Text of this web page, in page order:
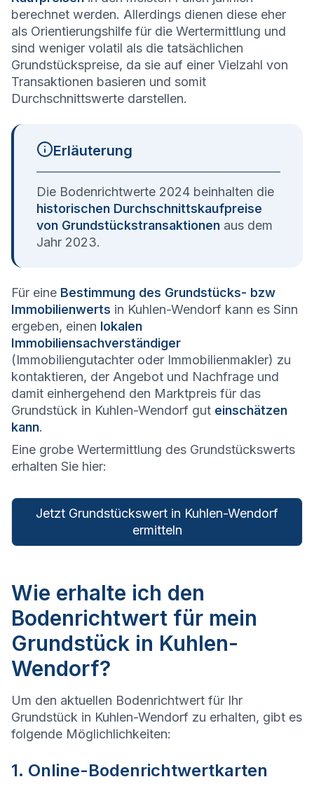
berechnet werden. Allerdings dienen diese eher
als Orientierungshilfe für die Wertermittlung und
sind weniger volatil als die tatsächlichen
Grundstückspreise, da sie auf einer Vielzahl von
Transaktionen basieren und somit
Durchschnittswerte darstellen.
Erläuterung
Die Bodenrichtwerte 2024 beinhalten die
historischen Durchschnittskaufpreise
von Grundstückstransaktionen aus dem
Jahr 2023.
Für eine Bestimmung des Grundstücks- bzw
Immobilienwerts in Kuhlen-Wendorf kann es Sinn
ergeben, einen lokalen
Immobiliensachverständiger
(Immobiliengutachter oder Immobilienmakler) zu
kontaktieren, der Angebot und Nachfrage und
damit einhergehend den Marktpreis für das
Grundstück in Kuhlen-Wendorf gut einschätzen
kann.
Eine grobe Wertermittlung des Grundstückswerts
erhalten Sie hier:
Jetzt Grundstückswert in Kuhlen-Wendorf
ermitteln
Wie erhalte ich den
Bodenrichtwert für mein
Grundstück in Kuhlen-
Wendorf?
Um den aktuellen Bodenrichtwert für Ihr
Grundstück in Kuhlen-Wendorf zu erhalten, gibt es
folgende Möglichlichkeiten:
1. Online-Bodenrichtwertkarten